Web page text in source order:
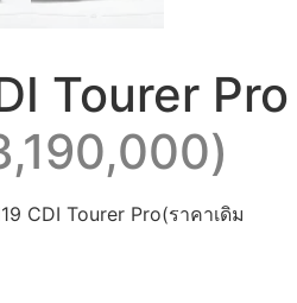
Tourer Pro
CDI Tourer Pro(ราคาเดิม